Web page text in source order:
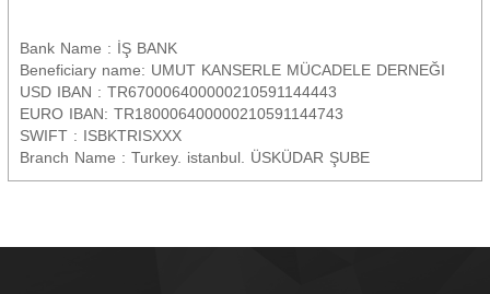
Bank Name : İŞ BANK
Beneficiary name: UMUT KANSERLE MÜCADELE DERNEĞI
USD IBAN : TR670006400000210591144443
EURO IBAN: TR180006400000210591144743
SWIFT : ISBKTRISXXX
Branch Name : Turkey. istanbul. ÜSKÜDAR ŞUBE